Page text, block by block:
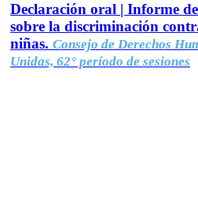
Declaración oral | Informe
sobre la discriminación
niñas. Consejo de Derechos
Unidas, 62° período de sesiones